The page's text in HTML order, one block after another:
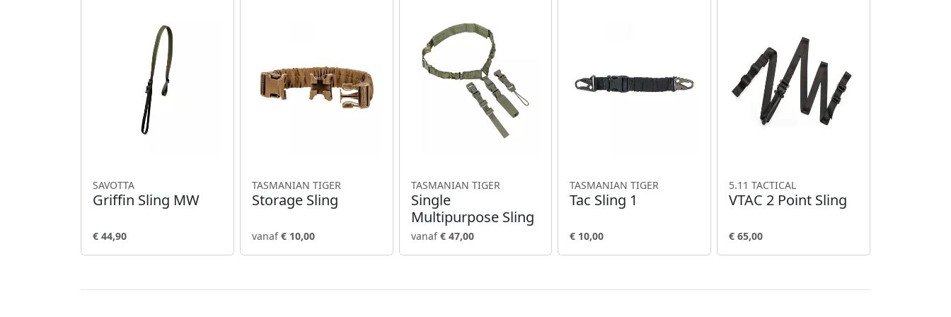
SAVOTTA
Griffin Sling MW
€ 44,90
TASMANIAN TIGER
Storage Sling
vanaf€ 10,00
TASMANIAN TIGER
Single
Multipurpose Sling
vanaf€ 47,00
TASMANIAN TIGER
Tac Sling 1
€ 10,00
5.11 TACTICAL
VTAC 2 Point Sling
€ 65,00